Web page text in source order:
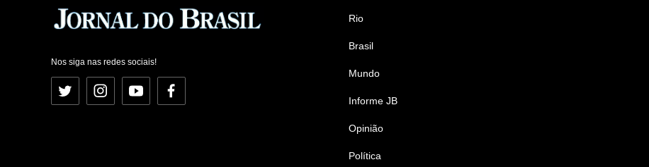
Nos siga nas redes sociais!
Twitter InstagramYouTubeFacebook
Rio
Brasil
Mundo
Informe JB
Opinião
Política